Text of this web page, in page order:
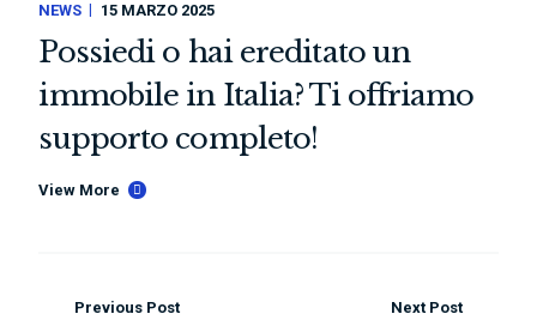
NEWS 15 MARZO 2025
Possiedi o hai ereditato un
immobile in Italia? Ti offriamo
supporto completo!
View More
Previous Post Next Post